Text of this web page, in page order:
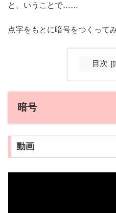
と、いうことで……
点字をもとに暗号をつくって
目次
暗号
動画